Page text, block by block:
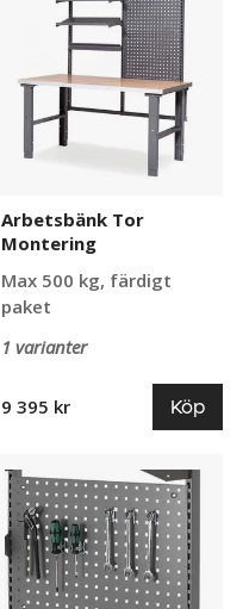
Montering
Arbetsbänk Tor
Montering
Max 500 kg, färdigt
paket
1 varianter
9 395 kr Köp
Verktygstavla
Mimer